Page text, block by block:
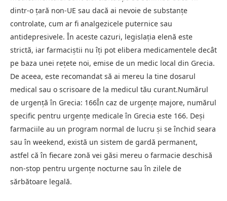
dintr-o țară non-UE sau dacă ai nevoie de substanțe
controlate, cum ar fi analgezicele puternice sau
antidepresivele. În aceste cazuri, legislația elenă este
strictă, iar farmaciștii nu îți pot elibera medicamentele decât
pe baza unei rețete noi, emise de un medic local din Grecia.
De aceea, este recomandat să ai mereu la tine dosarul
medical sau o scrisoare de la medicul tău curant.Numărul
de urgență în Grecia: 166În caz de urgențe majore, numărul
specific pentru urgențe medicale în Grecia este 166. Deși
farmaciile au un program normal de lucru și se închid seara
sau în weekend, există un sistem de gardă permanent,
astfel că în fiecare zonă vei găsi mereu o farmacie deschisă
non-stop pentru urgențe nocturne sau în zilele de
sărbătoare legală.